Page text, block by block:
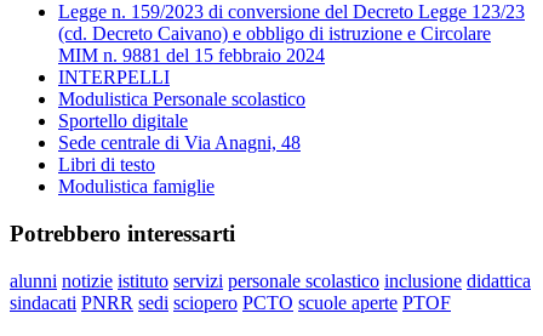
Legge n. 159/2023 di conversione del Decreto Legge 123/23
(cd. Decreto Caivano) e obbligo di istruzione e Circolare
MIM n. 9881 del 15 febbraio 2024
INTERPELLI
Modulistica Personale scolastico
Sportello digitale
Sede centrale di Via Anagni, 48
Libri di testo
Modulistica famiglie
Potrebbero interessarti
alunni notizie istituto servizi personale scolastico inclusione didattica
sindacati PNRR sedi sciopero PCTO scuole aperte PTOF